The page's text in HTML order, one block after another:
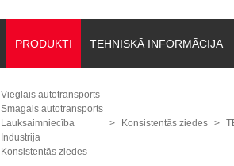
PRODUKTI TEHNISKĀ INFORMĀCIJA
Vieglais autotransports
Smagais autotransports
Lauksaimniecība
Industrija
Konsistentās ziedes
Konsistentās ziedes